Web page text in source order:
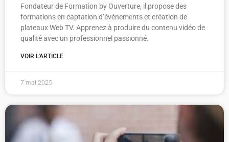
Fondateur de Formation by Ouverture, il propose des
formations en captation d’événements et création de
plateaux Web TV. Apprenez à produire du contenu vidéo de
qualité avec un professionnel passionné.
VOIR L'ARTICLE
7 mai 2025